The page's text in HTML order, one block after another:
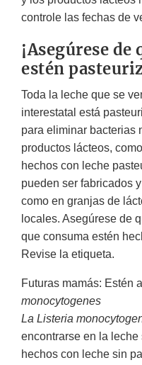
controle las fechas de
¡Asegúrese de
estén
Toda la leche que se
interestatal está
para eliminar bacterias
productos lácteos,
hechos con leche
pueden ser fabricados
como en granjas de
locales. Asegúrese de
que consuma estén
Revise la etiqueta.
Futuras mamás: Estén
monocytogenes
La Listeria
encontrarse en la
hechos con leche sin